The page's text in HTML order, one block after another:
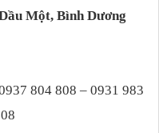
Một, Bình Dương
804 808 – 0931 983